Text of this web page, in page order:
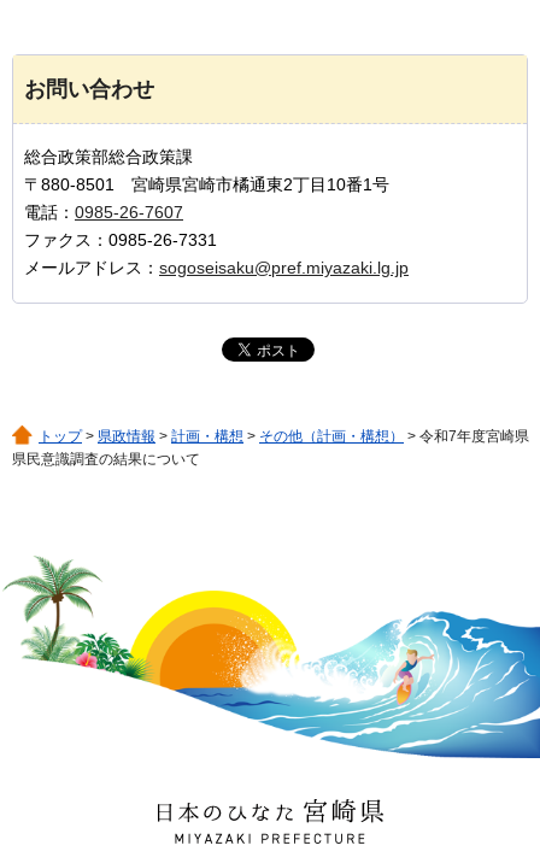
お問い合わせ
総合政策部総合政策課
〒880-8501 宮崎県宮崎市橘通東2丁目10番1号
電話： 0985-26-7607
ファクス：0985-26-7331
メールアドレス： sogoseisaku@pref.miyazaki.lg.jp
トップ> 県政情報 > 計画・構想 > その他（計画・構想）
> 令和7年度宮崎県
県民意識調査の結果について
日本のひなた 宮崎県
MIYAZAKI PREFECTURE